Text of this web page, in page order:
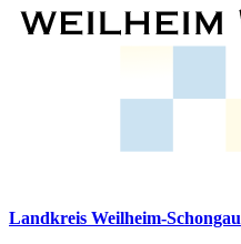
Landkreis Weilheim-Schongau